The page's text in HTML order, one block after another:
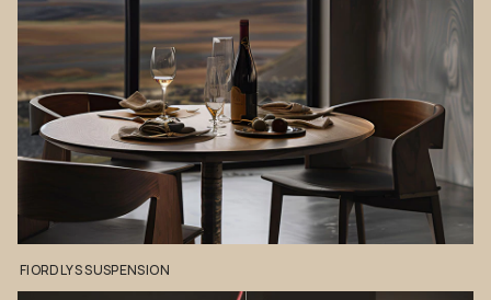
FIORDLYSSUSPENSION